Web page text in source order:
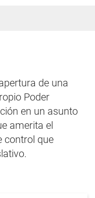
de una
Poder
en un asunto
amerita el
control que